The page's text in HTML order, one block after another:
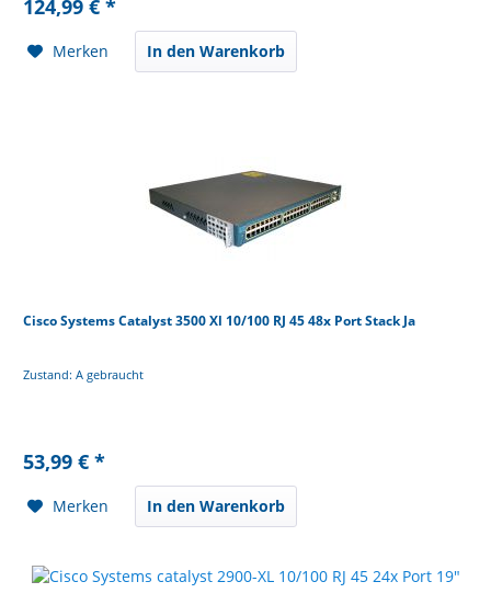
124,99 € *
Merken In den Warenkorb
Cisco Systems Catalyst 3500 Xl 10/100 RJ 45 48x Port Stack Ja
Zustand: A gebraucht
53,99 € *
Merken In den Warenkorb